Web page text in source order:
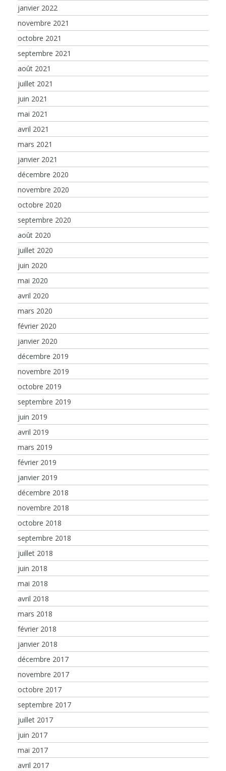
janvier 2022
novembre 2021
octobre 2021
septembre 2021
août 2021
juillet 2021
juin 2021
mai 2021
avril 2021
mars 2021
janvier 2021
décembre 2020
novembre 2020
octobre 2020
septembre 2020
août 2020
juillet 2020
juin 2020
mai 2020
avril 2020
mars 2020
février 2020
janvier 2020
décembre 2019
novembre 2019
octobre 2019
septembre 2019
juin 2019
avril 2019
mars 2019
février 2019
janvier 2019
décembre 2018
novembre 2018
octobre 2018
septembre 2018
juillet 2018
juin 2018
mai 2018
avril 2018
mars 2018
février 2018
janvier 2018
décembre 2017
novembre 2017
octobre 2017
septembre 2017
juillet 2017
juin 2017
mai 2017
avril 2017